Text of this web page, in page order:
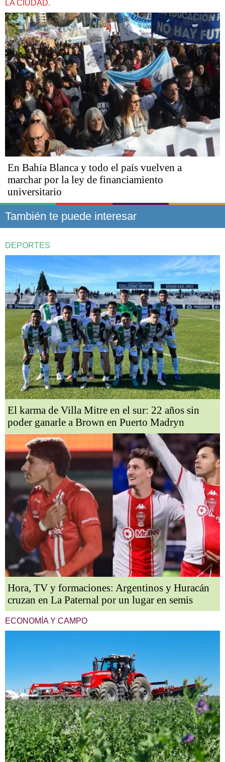
LA CIUDAD.
En Bahía Blanca y todo el país vuelven a
marchar por la ley de financiamiento
universitario
También te puede interesar
DEPORTES
El karma de Villa Mitre en el sur: 22 años sin
poder ganarle a Brown en Puerto Madryn
Hora, TV y formaciones: Argentinos y Huracán
cruzan en La Paternal por un lugar en semis
ECONOMÍA Y CAMPO